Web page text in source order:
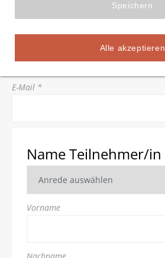
Speichern
Alle akzeptieren
E-Mail *
Name Teilnehmer/in
Vorname